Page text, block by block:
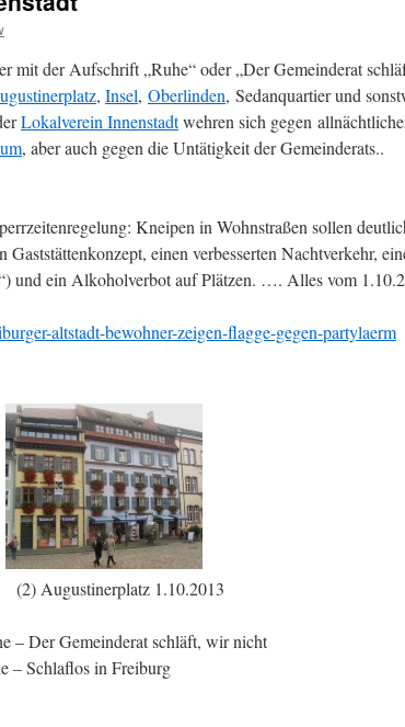
mit der Aufschrift „Ruhe“ oder „Der Gemeinderat
, Insel, Oberlinden, Sedanquartier und
Lokalverein Innenstadtwehren sich gegen
, aber auch gegen die Untätigkeit der Gemeinderats..
Kneipen in Wohnstraßen sollen
einen verbesserten Nachtverkehr,
und ein Alkoholverbot auf Plätzen. …. Alles vom
altstadt-bewohner-zeigen-flagge-gegen-partylaerm
Augustinerplatz 1.10.2013
– Der Gemeinderat schläft, wir nicht
– Schlaflos in Freiburg